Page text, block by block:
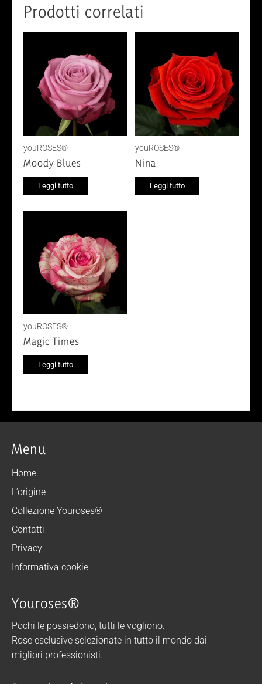
Prodotti correlati
youROSES®
Moody Blues
Leggi tutto
youROSES®
Nina
Leggi tutto
youROSES®
Magic Times
Leggi tutto
Menu
Home
L’origine
Collezione Youroses®
Contatti
Privacy
Informativa cookie
Youroses®
Pochi le possiedono, tutti le vogliono.
Rose esclusive selezionate in tutto il mondo dai
migliori professionisti.